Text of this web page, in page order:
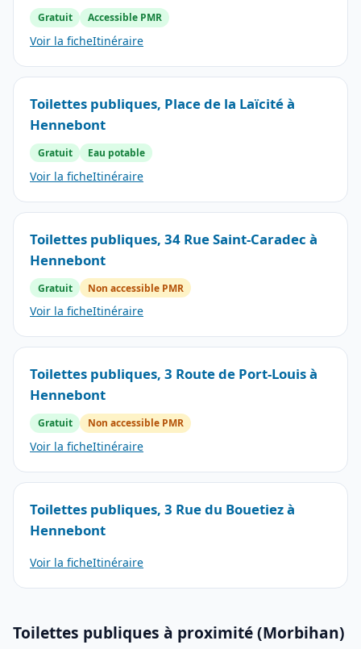
Gratuit Accessible PMR
Voir la ficheItinéraire
Toilettes publiques, Place de la Laïcité à
Hennebont
Gratuit Eau potable
Voir la ficheItinéraire
Toilettes publiques, 34 Rue Saint-Caradec à
Hennebont
Gratuit Non accessible PMR
Voir la ficheItinéraire
Toilettes publiques, 3 Route de Port-Louis à
Hennebont
Gratuit Non accessible PMR
Voir la ficheItinéraire
Toilettes publiques, 3 Rue du Bouetiez à
Hennebont
Voir la ficheItinéraire
Toilettes publiques à proximité (Morbihan)